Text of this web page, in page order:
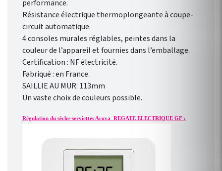
performance.
Résistance électrique thermoplongeante à coupe-
circuit automatique.
4 consoles murales réglables, peintes dans la
couleur de l’appareil et fournies dans l’emballage.
Certification : NF électricité.
Fabriqué : en France.
SAILLIE AU MUR: 113mm
Un vaste choix de couleurs possible.
Régulation du sèche-serviettes Acova REGATE ÉLECTRIQUE GF :